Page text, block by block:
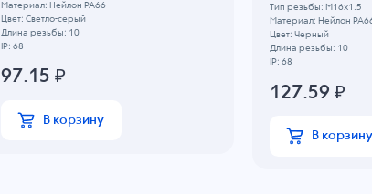
Материал: Нейлон PA66
Цвет: Светло-серый
Длина резьбы: 10
IP: 68
97.15 ₽
В корзину
Тип резьбы: M16x1.5
Материал: Нейлон
Цвет: Черный
Длина резьбы: 10
IP: 68
127.59 ₽
В корзину